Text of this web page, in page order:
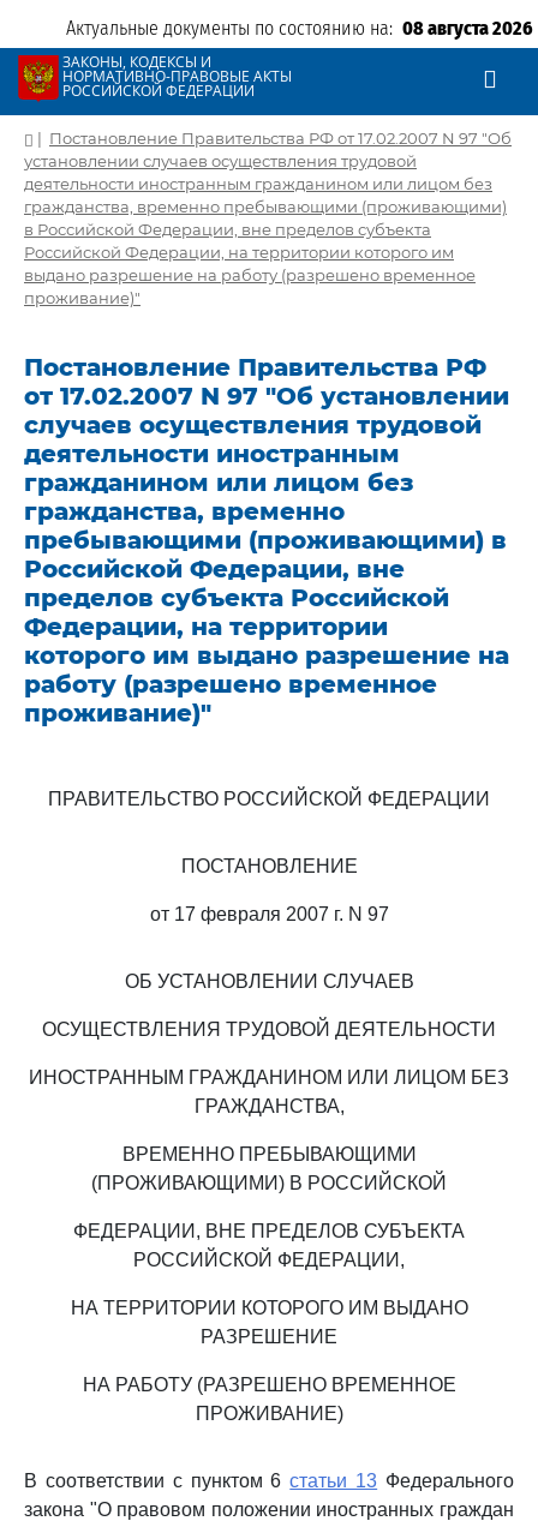
Актуальные документы по состоянию на: 08 августа 2026
ЗАКОНЫ, КОДЕКСЫ И
НОРМАТИВНО-ПРАВОВЫЕ АКТЫ
РОССИЙСКОЙ ФЕДЕРАЦИИ
| Постановление Правительства РФ от 17.02.2007 N 97 "Об
установлении случаев осуществления трудовой
деятельности иностранным гражданином или лицом без
гражданства, временно пребывающими (проживающими)
в Российской Федерации, вне пределов субъекта
Российской Федерации, на территории которого им
выдано разрешение на работу (разрешено временное
проживание)"
Постановление Правительства РФ
от 17.02.2007 N 97 "Об установлении
случаев осуществления трудовой
деятельности иностранным
гражданином или лицом без
гражданства, временно
пребывающими (проживающими) в
Российской Федерации, вне
пределов субъекта Российской
Федерации, на территории
которого им выдано разрешение на
работу (разрешено временное
проживание)"
ПРАВИТЕЛЬСТВО РОССИЙСКОЙ ФЕДЕРАЦИИ
ПОСТАНОВЛЕНИЕ
от 17 февраля 2007 г. N 97
ОБ УСТАНОВЛЕНИИ СЛУЧАЕВ
ОСУЩЕСТВЛЕНИЯ ТРУДОВОЙ ДЕЯТЕЛЬНОСТИ
ИНОСТРАННЫМ ГРАЖДАНИНОМ ИЛИ ЛИЦОМ БЕЗ
ГРАЖДАНСТВА,
ВРЕМЕННО ПРЕБЫВАЮЩИМИ
(ПРОЖИВАЮЩИМИ) В РОССИЙСКОЙ
ФЕДЕРАЦИИ, ВНЕ ПРЕДЕЛОВ СУБЪЕКТА
РОССИЙСКОЙ ФЕДЕРАЦИИ,
НА ТЕРРИТОРИИ КОТОРОГО ИМ ВЫДАНО
РАЗРЕШЕНИЕ
НА РАБОТУ (РАЗРЕШЕНО ВРЕМЕННОЕ
ПРОЖИВАНИЕ)
В соответствии с пунктом 6статьи 13 Федерального
закона "О правовом положении иностранных граждан